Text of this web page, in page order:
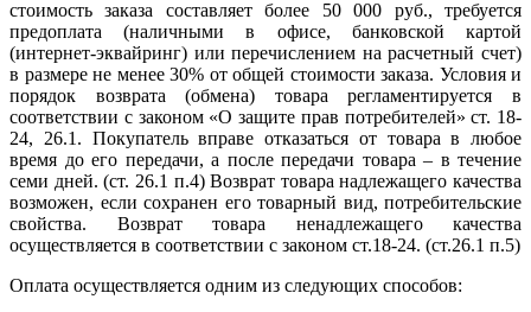
стоимость заказа составляет более 50 000 руб., требуется
предоплата (наличными в офисе, банковской картой
(интернет-эквайринг) или перечислением на расчетный счет)
в размере не менее 30% от общей стоимости заказа. Условия и
порядок возврата (обмена) товара регламентируется в
соответствии с законом «О защите прав потребителей» ст. 18-
24, 26.1. Покупатель вправе отказаться от товара в любое
время до его передачи, а после передачи товара – в течение
семи дней. (ст. 26.1 п.4) Возврат товара надлежащего качества
возможен, если сохранен его товарный вид, потребительские
свойства. Возврат товара ненадлежащего качества
осуществляется в соответствии с законом ст.18-24. (ст.26.1 п.5)
Оплата осуществляется одним из следующих способов: